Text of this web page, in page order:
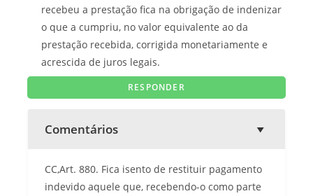
recebeu a prestação fica na obrigação de indenizar
o que a cumpriu, no valor equivalente ao da
prestação recebida, corrigida monetariamente e
acrescida de juros legais.
Comentários
CC,Art. 880. Fica isento de restituir pagamento
indevido aquele que, recebendo-o como parte